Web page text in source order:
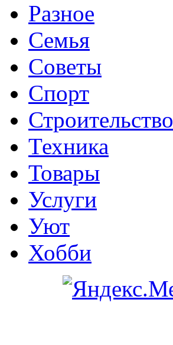
Разное
Семья
Советы
Спорт
Строительство
Техника
Товары
Услуги
Уют
Хобби